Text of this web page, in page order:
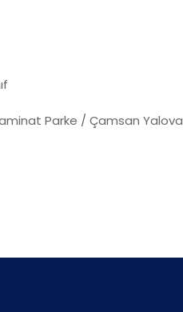
Parke / Çamsan Yalova